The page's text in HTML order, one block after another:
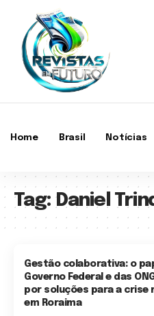
Home Brasil Notícias
Tag: Daniel
Gestão colaborativa: o
Governo Federal e das
por soluções para a crise
em Roraima